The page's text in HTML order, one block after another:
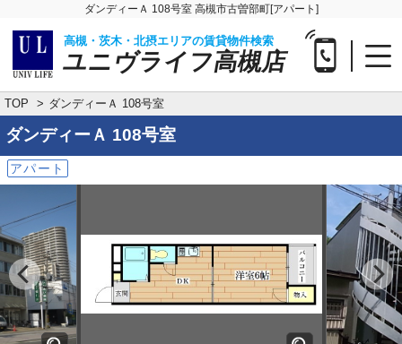
ダンディーＡ 108号室 高槻市古曽部町[アパート]
高槻・茨木・北摂エリアの賃貸物件検索
ユニヴライフ高槻店
TOP ダンディーＡ 108号室
ダンディーＡ 108号室
アパート